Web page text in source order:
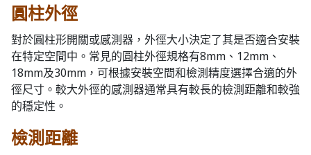
圓柱外徑
對於圓柱形開關或感測器，外徑大小決定了其是否適合安裝
在特定空間中。常見的圓柱外徑規格有8mm、12mm、
18mm及30mm，可根據安裝空間和檢測精度選擇合適的外
徑尺寸。較大外徑的感測器通常具有較長的檢測距離和較強
的穩定性。
檢測距離